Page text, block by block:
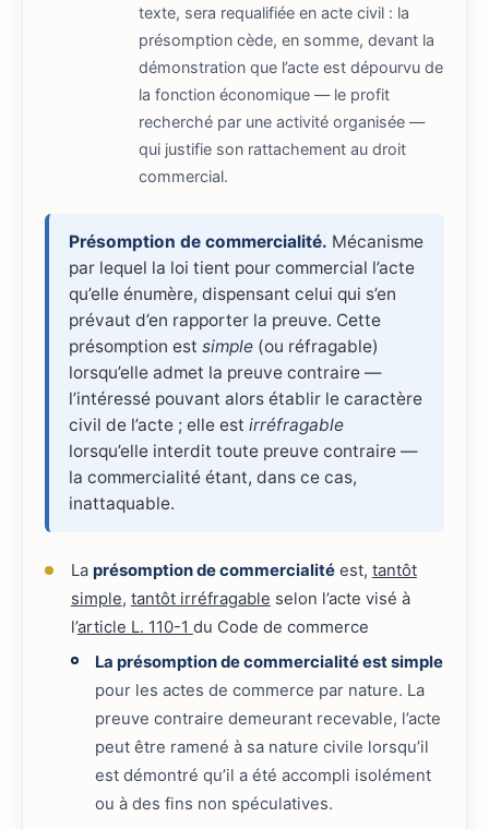
texte, sera requalifiée en acte civil : la
présomption cède, en somme, devant la
démonstration que l’acte est dépourvu de
la fonction économique — le profit
recherché par une activité organisée —
qui justifie son rattachement au droit
commercial.
Présomption de commercialité. Mécanisme
par lequel la loi tient pour commercial l’acte
qu’elle énumère, dispensant celui qui s’en
prévaut d’en rapporter la preuve. Cette
présomption est simple (ou réfragable)
lorsqu’elle admet la preuve contraire —
l’intéressé pouvant alors établir le caractère
civil de l’acte ; elle est irréfragable
lorsqu’elle interdit toute preuve contraire —
la commercialité étant, dans ce cas,
inattaquable.
La présomption de commercialitéest, tantôt
simple, tantôt irréfragable selon l’acte visé à
l’article L. 110-1 du Code de commerce
La présomption de commercialité est simple
pour les actes de commerce par nature. La
preuve contraire demeurant recevable, l’acte
peut être ramené à sa nature civile lorsqu’il
est démontré qu’il a été accompli isolément
ou à des fins non spéculatives.